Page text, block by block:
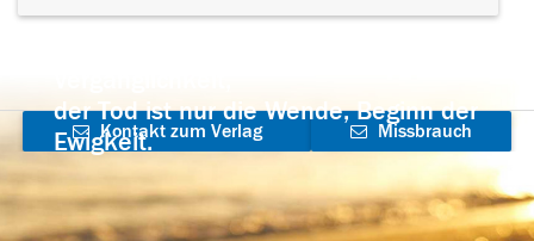
der Tod ist nur die Wende, Beginn der
Ewigkeit.
Kontakt zum Verlag
aufnehmen
Missbrauch